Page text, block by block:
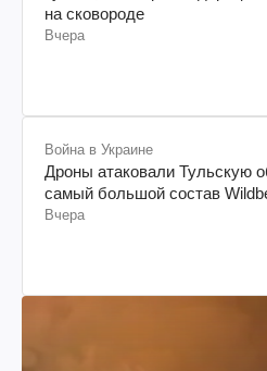
военного учета: объяснение
Вчера
Рецепты
Густой, как мармелад:
на сковороде
Вчера
Дроны атаковали Тульскую